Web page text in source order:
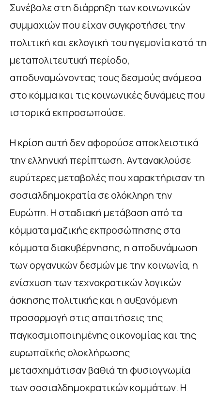
Συνέβαλε στη διάρρηξη των κοινωνικών
συμμαχιών που είχαν συγκροτήσει την
πολιτική και εκλογική του ηγεμονία κατά τη
μεταπολιτευτική περίοδο,
αποδυναμώνοντας τους δεσμούς ανάμεσα
στο κόμμα και τις κοινωνικές δυνάμεις που
ιστορικά εκπροσωπούσε.
Η κρίση αυτή δεν αφορούσε αποκλειστικά
την ελληνική περίπτωση. Αντανακλούσε
ευρύτερες μεταβολές που χαρακτήρισαν τη
σοσιαλδημοκρατία σε ολόκληρη την
Ευρώπη. Η σταδιακή μετάβαση από τα
κόμματα μαζικής εκπροσώπησης στα
κόμματα διακυβέρνησης, η αποδυνάμωση
των οργανικών δεσμών με την κοινωνία, η
ενίσχυση των τεχνοκρατικών λογικών
άσκησης πολιτικής και η αυξανόμενη
προσαρμογή στις απαιτήσεις της
παγκοσμιοποιημένης οικονομίας και της
ευρωπαϊκής ολοκλήρωσης
μετασχημάτισαν βαθιά τη φυσιογνωμία
των σοσιαλδημοκρατικών κομμάτων. Η